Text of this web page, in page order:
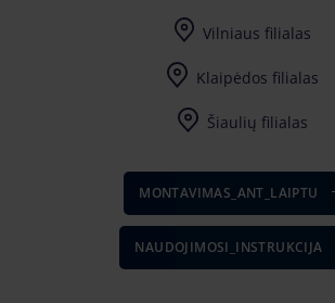
Vilniaus filialas
Klaipėdos filialas
Šiaulių filialas
MONTAVIMAS_ANT_LAIPTU
NAUDOJIMOSI_INSTRUKCIJA